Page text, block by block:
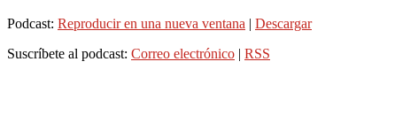
Podcast: Reproducir en una nueva ventana | Descargar
Suscríbete al podcast: Correo electrónico | RSS